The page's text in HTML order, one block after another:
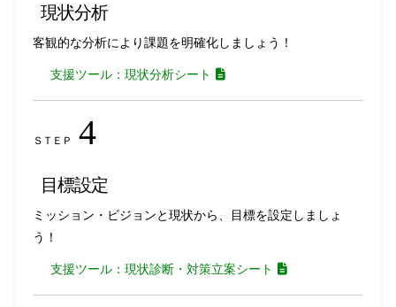
現状分析
客観的な分析により課題を明確化しましょう！
支援ツール：現状分析シート
ＳＴＥＰ 4
目標設定
ミッション・ビジョンと現状から、目標を設定しましょ
う！
支援ツール：現状診断・対策立案シート